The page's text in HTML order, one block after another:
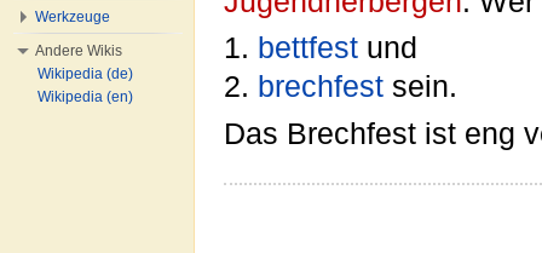
1. bettfest und
2. brechfest sein.
Das Brechfest ist eng
Werkzeuge
Andere Wikis
Wikipedia (de)
Wikipedia (en)